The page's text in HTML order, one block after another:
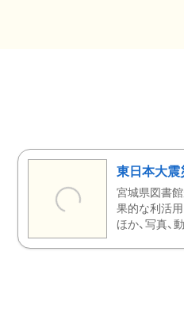
東日本大震
宮城県図書
果的な利活
ほか、写真、